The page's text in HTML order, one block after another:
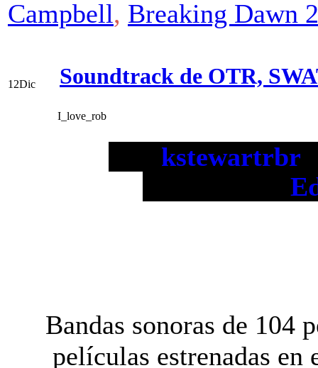
Campbell, Breaking Dawn 2
12Dic Soundtrack de OTR,
I_love_rob
kstewartrbr
Bandas sonoras de 104
películas estrenadas en